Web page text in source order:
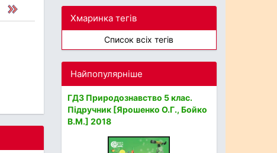
Хмаринка тегів
Список всіх тегів
Найпопулярніше
ГДЗ Природознавство 5 клас.
Підручник [Ярошенко О.Г., Бойко
В.М.] 2018